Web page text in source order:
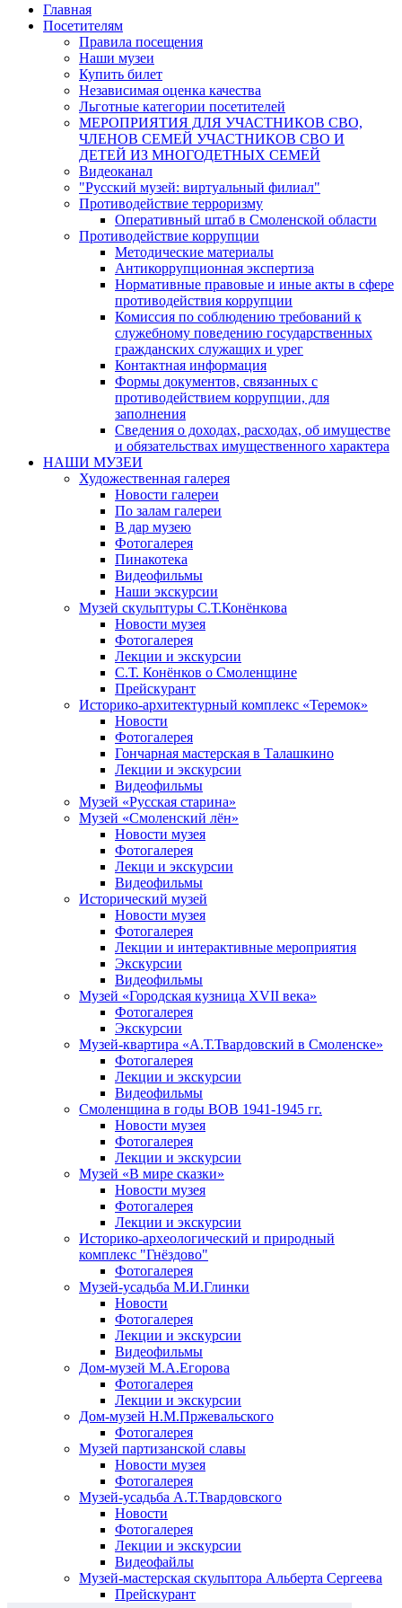
Главная
Посетителям
Правила посещения
Наши музеи
Купить билет
Независимая оценка качества
Льготные категории посетителей
МЕРОПРИЯТИЯ ДЛЯ УЧАСТНИКОВ СВО,
ЧЛЕНОВ СЕМЕЙ УЧАСТНИКОВ СВО И
ДЕТЕЙ ИЗ МНОГОДЕТНЫХ СЕМЕЙ
Видеоканал
"Русский музей: виртуальный филиал"
Противодействие терроризму
Оперативный штаб в Смоленской области
Противодействие коррупции
Методические материалы
Антикоррупционная экспертиза
Нормативные правовые и иные акты в сфере
противодействия коррупции
Комиссия по соблюдению требований к
служебному поведению государственных
гражданских служащих и урег
Контактная информация
Формы документов, связанных с
противодействием коррупции, для
заполнения
Сведения о доходах, расходах, об имуществе
и обязательствах имущественного характера
НАШИ МУЗЕИ
Художественная галерея
Новости галереи
По залам галереи
В дар музею
Фотогалерея
Пинакотека
Видеофильмы
Наши экскурсии
Музей скульптуры С.Т.Конёнкова
Новости музея
Фотогалерея
Лекции и экскурсии
С.Т. Конёнков о Смоленщине
Прейскурант
Историко-архитектурный комплекс «Теремок»
Новости
Фотогалерея
Гончарная мастерская в Талашкино
Лекции и экскурсии
Видеофильмы
Музей «Русская старина»
Музей «Смоленский лён»
Новости музея
Фотогалерея
Лекци и экскурсии
Видеофильмы
Исторический музей
Новости музея
Фотогалерея
Лекции и интерактивные мероприятия
Экскурсии
Видеофильмы
Музей «Городская кузница XVII века»
Фотогалерея
Экскурсии
Музей-квартира «А.Т.Твардовский в Смоленске»
Фотогалерея
Лекции и экскурсии
Видеофильмы
Смоленщина в годы ВОВ 1941-1945 гг.
Новости музея
Фотогалерея
Лекции и экскурсии
Музей «В мире сказки»
Новости музея
Фотогалерея
Лекции и экскурсии
Историко-археологический и природный
комплекс "Гнёздово"
Фотогалерея
Музей-усадьба М.И.Глинки
Новости
Фотогалерея
Лекции и экскурсии
Видеофильмы
Дом-музей М.А.Егорова
Фотогалерея
Лекции и экскурсии
Дом-музей Н.М.Пржевальского
Фотогалерея
Музей партизанской славы
Новости музея
Фотогалерея
Музей-усадьба А.Т.Твардовского
Новости
Фотогалерея
Лекции и экскурсии
Видеофайлы
Музей-мастерская скульптора Альберта Сергеева
Прейскурант